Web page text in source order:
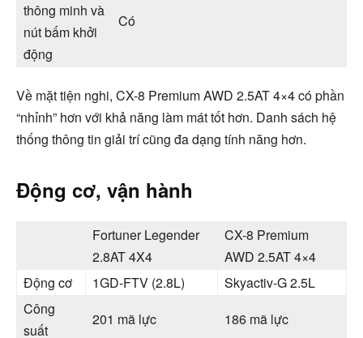
thông minh và
nút bấm khởi
động
Có
Về mặt tiện nghi, CX-8 Premium AWD 2.5AT 4×4 có phần
“nhỉnh” hơn với khả năng làm mát tốt hơn. Danh sách hệ
thống thông tin giải trí cũng đa dạng tính năng hơn.
Động cơ, vận hành
Fortuner Legender
2.8AT 4X4
CX-8 Premium
AWD 2.5AT 4×4
Động cơ
1GD-FTV (2.8L)
Skyactiv-G 2.5L
Công
suất
201 mã lực
186 mã lực